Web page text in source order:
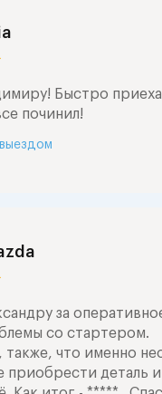
Быстро
починил!
за
со стартером.
также, что именно
приобрести деталь и